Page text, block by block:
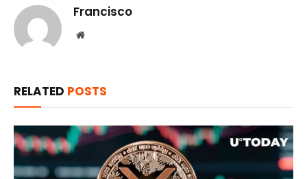
Francisco
Website
RELATED POSTS